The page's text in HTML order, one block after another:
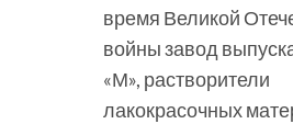
время Великой
войны завод
«М», растворители
лакокрасочных